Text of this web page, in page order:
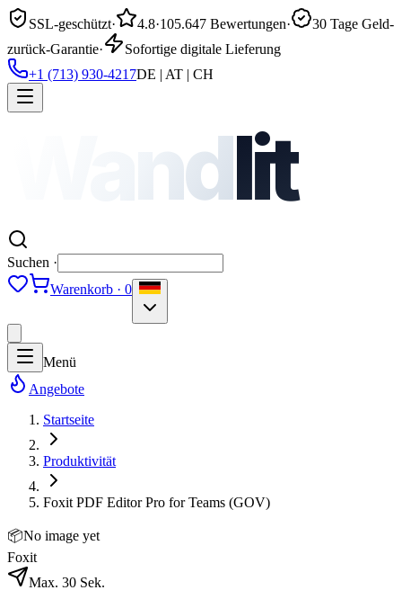
SSL-geschützt· 4.8·105.647 Bewertungen·
30 Tage Geld-
zurück-Garantie·
Sofortige digitale Lieferung
+1 (713) 930-4217DE | AT | CH
Wandlit
Suchen ·
Warenkorb · 0
Menü
Angebote
Startseite
Produktivität
Foxit PDF Editor Pro for Teams (GOV)
📦No image yet
Foxit
Max. 30 Sek.